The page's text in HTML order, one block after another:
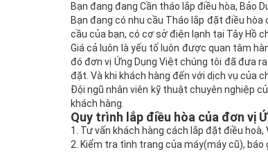
Bạn đang đang Cần tháo lắp điều hòa, Bảo
Bạn đang có nhu cầu Tháo lắp đặt điều
cầu của bạn, có cơ sở điện lạnh tại Tây Hồ
Giá cả luôn là yếu tố luôn được quan tâm
đó đơn vị Ứng Dụng Việt chúng tôi đã đưa
đặt. Và khi khách hàng đến với dịch vụ của
Đội ngũ nhân viên kỹ thuật chuyên nghiệp
khách hàng.
Quy trình lắp điều hòa của đơn vị
1. Tư vấn khách hàng cách lắp đặt điều
2. Kiểm tra tình trang của máy(máy cũ),